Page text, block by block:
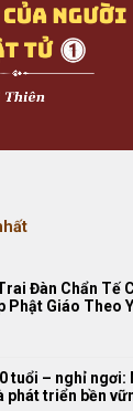
Đàn Chẩn Tế
Phật Giáo Theo
tuổi – nghỉ
phát triển bền